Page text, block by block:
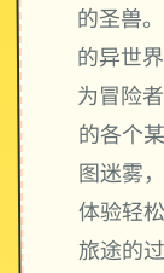
的圣兽
的异世
为冒险
的各个
图迷雾
体验轻
旅途的